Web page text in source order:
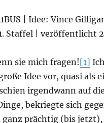
| Idee: Vince
Staffel | veröffentlicht
sie mich fragen![1]
Idee vor, quasi als
irgendwann auf
bekriegte sich
prächtig (bis jetzt),